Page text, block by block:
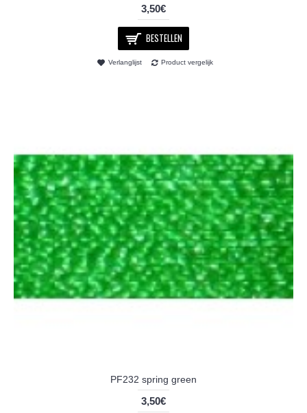
3,50€
BESTELLEN
Verlanglijst Product vergelijk
PF232 spring green
3,50€